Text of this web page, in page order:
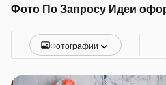
Фотографии